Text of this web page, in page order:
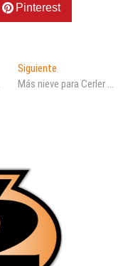
Pinterest
SiguienteEntrada
siguiente:
Más nieve para Cerler …